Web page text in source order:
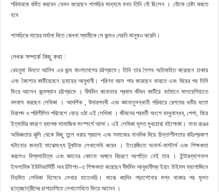
পরিবারকে বর্ধিত করবেন যেমন করেছেন শাশুড়ির মাধ্যমে যখন তিনি বৌ ছিলেন । বৌকে চেষ্টা করতে
হবে
শাশুড়িকে মায়ের মর্যাদা দিতে কেননা স্বামীকে সে জন্মও দেয়নি মানুষও করেনি।
লেখক সম্পর্কে কিছু কথা :
রেহনুমা বিনতে আনিস এর জন্ম বাংলাদেশের চট্টগ্রামে। তিনি তার শৈশব অতিবাহিত করেছেন ঢাকায়
এবং কৈশাের কাটিয়েছেন দুবায়ের আবুধাবী। পরিণত বয়স পার করেছেন ভারতে এবং বিয়ের পর তিনি
ফিরে আসেন জন্মস্থান চট্টগ্রামে । দীর্ঘদিন কানাডায় প্রবাস জীবন কাটিয়ে বর্তমানে মালয়েশিয়াতে
বসবাস করছেন লেখিকা । আদর্শিক , উদারপন্থী এবং জ্ঞানানুসন্ধানী পরিবারে রেশমের গুটির মতাে
নিরাপদ ও পরিশীলিত পরিবেশে বেড়ে ওঠা এই লেখিকা । জীবনের পরবর্তী অংশে বন্ধুবান্ধব, পেশা, বিয়ে
ইত্যাদির কারণে ব্যাপক সামাজিক সংস্পর্শে আসা। এই লেখিকা মূলত মুখচোরা বইপােকা। নানা রঙের
অভিজ্ঞতার ঝুলি থেকে কিছু তুলে ধরার প্রয়াস এবং সমাজের নানদিক দিয়ে চিন্তাশীলতার বহিঃপ্রকাশ
ঘটানাের জন্যই মাঝেমধ্যে টুকটাক লেখালেখি করেন । ইংরেজিতে অনার্স-মাস্টার্স এবং শিক্ষকতা
করলেও বিশ্বসাহিত্য এবং জ্ঞানের কোনাে অঙ্গনে বিচরণে আপত্তি নেই তার । ইন্টারন্যাশনাল
ইসলামিক ইউনিভার্সিটি অব চিটাগাং-এ শিক্ষকতা করেছেন দীর্ঘদিন আবুধাবীস্থ ইয়াং টাইমস ম্যাগাজিনে
নিয়মিত লেখিকা হিসেবে লেখার হাতেখড়ি। মাঝে বহুদিন পড়াশােনার মগ্ন থাকার পর মূলত
ছাত্রছাত্রীদের চাপাচাপিতে লেখালেখিতে ফিরে আসেন ।